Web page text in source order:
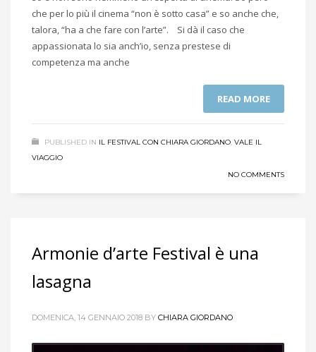
che per lo più il cinema “non è sotto casa” e so anche che,
talora, “ha a che fare con l’arte”. Si dà il caso che
appassionata lo sia anch’io, senza prestese di
competenza ma anche
READ MORE
PUBLISHED IN IL FESTIVAL CON CHIARA GIORDANO, VALE IL
VIAGGIO
NO COMMENTS
Armonie d’arte Festival è una
lasagna
DOMENICA, 14 GENNAIO 2018 BY CHIARA GIORDANO